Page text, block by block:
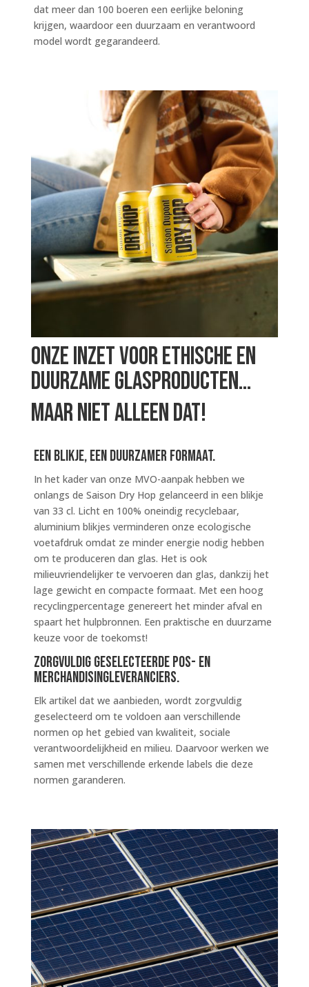
dat meer dan 100 boeren een eerlijke beloning
krijgen, waardoor een duurzaam en verantwoord
model wordt gegarandeerd.
Onze inzet voor ethische en
duurzame glasproducten…
maar niet alleen dat!
Een blikje, een duurzamer formaat.
In het kader van onze MVO-aanpak hebben we
onlangs de Saison Dry Hop gelanceerd in een blikje
van 33 cl. Licht en 100% oneindig recyclebaar,
aluminium blikjes verminderen onze ecologische
voetafdruk omdat ze minder energie nodig hebben
om te produceren dan glas. Het is ook
milieuvriendelijker te vervoeren dan glas, dankzij het
lage gewicht en compacte formaat. Met een hoog
recyclingpercentage genereert het minder afval en
spaart het hulpbronnen. Een praktische en duurzame
keuze voor de toekomst!
Zorgvuldig geselecteerde POS- en
merchandisingleveranciers.
Elk artikel dat we aanbieden, wordt zorgvuldig
geselecteerd om te voldoen aan verschillende
normen op het gebied van kwaliteit, sociale
verantwoordelijkheid en milieu. Daarvoor werken we
samen met verschillende erkende labels die deze
normen garanderen.